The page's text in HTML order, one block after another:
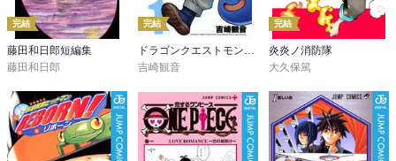
完結
藤田和日郎短編集
藤田和日郎
完結
吉崎観音
完結
炎炎ノ消防隊
大久保篤